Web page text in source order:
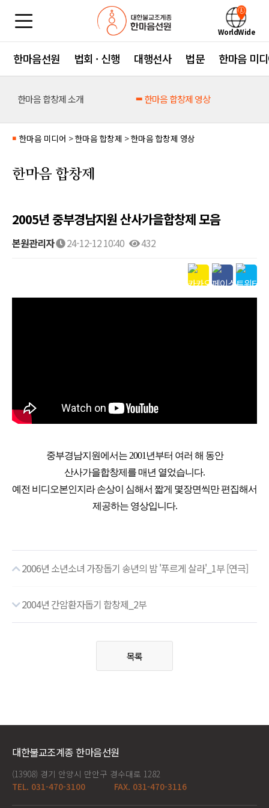
WorldWide
한마음선원 법회 · 신행 대행선사 법문 한마음 미
한마음 합창제 소개 한마음 합창제 영상
■ 한마음 미디어 >한마음 합창제 >한마음 합창제 영상
한마음 합창제
2005년 중부경남지원 산사가을합창제 모음
본원관리자 24-12-12 10:40 432
중부경남지원에서는 2001년부터 여러 해 동안
산사가을합창제를 매년 열었습니다.
예전 비디오본인지라 손상이 심해서 짧게 몇장면씩만 편집해서
제공하는 영상입니다.
2006년 소년소녀 가장돕기 송년의 밤 '푸르게 살라'_1부 [연극]
2004년 간암환자돕기 합창제_2부
목록
대한불교조계종 한마음선원
(13908) 경기 안양시 만안구 경수대로 1282
TEL. 031-470-3100
FAX. 031-470-3116